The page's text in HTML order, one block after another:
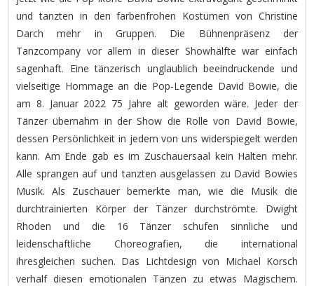
und tanzten in den farbenfrohen Kostümen von Christine
Darch mehr in Gruppen. Die Bühnenpräsenz der
Tanzcompany vor allem in dieser Showhälfte war einfach
sagenhaft. Eine tänzerisch unglaublich beeindruckende und
vielseitige Hommage an die Pop-Legende David Bowie, die
am 8. Januar 2022 75 Jahre alt geworden wäre. Jeder der
Tänzer übernahm in der Show die Rolle von David Bowie,
dessen Persönlichkeit in jedem von uns widerspiegelt werden
kann. Am Ende gab es im Zuschauersaal kein Halten mehr.
Alle sprangen auf und tanzten ausgelassen zu David Bowies
Musik. Als Zuschauer bemerkte man, wie die Musik die
durchtrainierten Körper der Tänzer durchströmte. Dwight
Rhoden und die 16 Tänzer schufen sinnliche und
leidenschaftliche Choreografien, die international
ihresgleichen suchen. Das Lichtdesign von Michael Korsch
verhalf diesen emotionalen Tänzen zu etwas Magischem.